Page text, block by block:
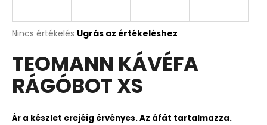
A
átlagos
értékelése
5-
ből
csillag.
Nincs értékelés Ugrás az értékeléshez
TEOMANN KÁVÉFA
RÁGÓBOT XS
Ár a készlet erejéig érvényes. Az áfát tartalmazza.